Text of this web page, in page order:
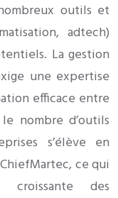
outils et
adtech)
La gestion
une expertise
efficace entre
nombre d’outils
s’élève en
ce qui
des